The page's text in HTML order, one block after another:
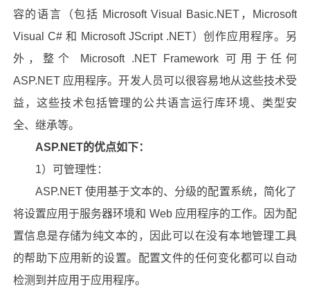
容的语言（包括 Microsoft Visual Basic.NET，Microsoft
Visual C# 和 Microsoft JScript .NET）创作应用程序。另
外，整个 Microsoft .NET Framework 可用于任何
ASP.NET 应用程序。开发人员可以很容易地从这些技术受
益，这些技术包括管理的公共语言运行库环境、类型安
全、继承等。
ASP.NET的优点如下：
1）可管理性：
ASP.NET 使用基于文本的、分级的配置系统，简化了
将设置应用于服务器环境和 Web 应用程序的工作。因为配
置信息是存储为纯文本的，因此可以在没有本地管理工具
的帮助下应用新的设置。配置文件的任何变化都可以自动
检测到并应用于应用程序。